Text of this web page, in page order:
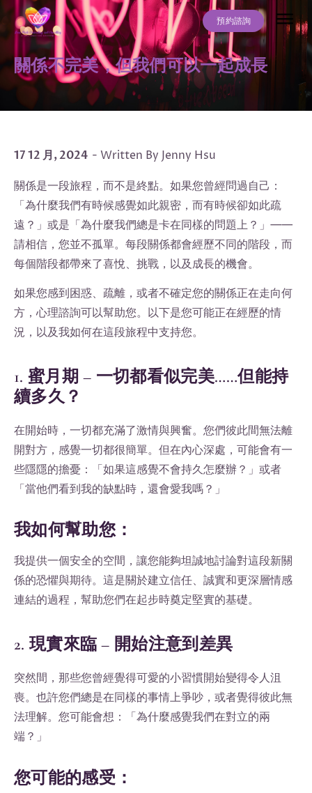
預約諮詢
關係不完美，但我們可以一起成長
17 12 月, 2024 - Written By Jenny Hsu
關係是一段旅程，而不是終點。如果您曾經問過自己：
「為什麼我們有時候感覺如此親密，而有時候卻如此疏
遠？」或是「為什麼我們總是卡在同樣的問題上？」——
請相信，您並不孤單。每段關係都會經歷不同的階段，而
每個階段都帶來了喜悅、挑戰，以及成長的機會。
如果您感到困惑、疏離，或者不確定您的關係正在走向何
方，心理諮詢可以幫助您。以下是您可能正在經歷的情
況，以及我如何在這段旅程中支持您。
1. 蜜月期 – 一切都看似完美……但能持
續多久？
在開始時，一切都充滿了激情與興奮。您們彼此間無法離
開對方，感覺一切都很簡單。但在內心深處，可能會有一
些隱隱的擔憂：「如果這感覺不會持久怎麼辦？」或者
「當他們看到我的缺點時，還會愛我嗎？」
我如何幫助您：
我提供一個安全的空間，讓您能夠坦誠地討論對這段新關
係的恐懼與期待。這是關於建立信任、誠實和更深層情感
連結的過程，幫助您們在起步時奠定堅實的基礎。
2. 現實來臨 – 開始注意到差異
突然間，那些您曾經覺得可愛的小習慣開始變得令人沮
喪。也許您們總是在同樣的事情上爭吵，或者覺得彼此無
法理解。您可能會想：「為什麼感覺我們在對立的兩
端？」
您可能的感受：